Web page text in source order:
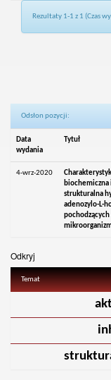
Rezultaty 1-1 z 1 (Czas
Odsłon pozycji:
Data
wydania
Tytuł
4-wrz-2020
biochemiczna i
strukturalna
adenozylo-L-
pochodzących
Odkryj
Temat